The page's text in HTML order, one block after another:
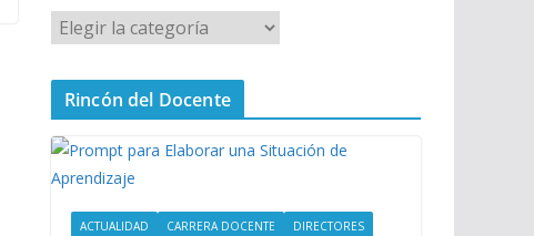
M
e
n
P
i
Rincón del Docente
ACTUALIDAD CARRERA DOCENTE
DIRECTORES